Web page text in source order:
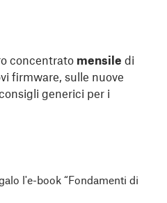
concentrato mensile di
firmware, sulle nuove
generici per i
l'e-book “Fondamenti di